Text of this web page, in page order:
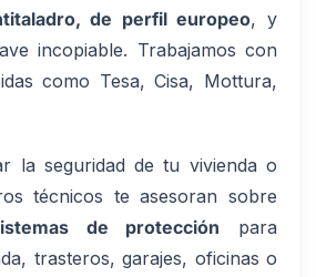
de perfil europeo, y
incopiable. Trabajamos con
como Tesa, Cisa, Mottura,
la seguridad de tu vivienda o
técnicos te asesoran sobre
de protección para
trasteros, garajes, oficinas o